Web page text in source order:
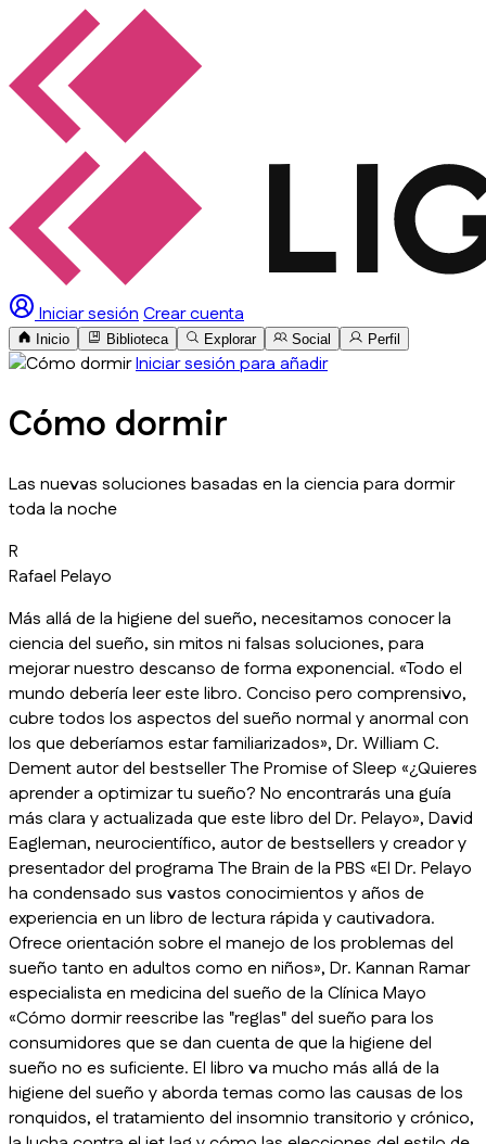
Iniciar sesiónCrear cuenta
Inicio Biblioteca Explorar Social Perfil
Iniciar sesión para añadir
Cómo dormir
Las nuevas soluciones basadas en la ciencia para dormir
toda la noche
R
Rafael Pelayo
Más allá de la higiene del sueño, necesitamos conocer la
ciencia del sueño, sin mitos ni falsas soluciones, para
mejorar nuestro descanso de forma exponencial. «Todo el
mundo debería leer este libro. Conciso pero comprensivo,
cubre todos los aspectos del sueño normal y anormal con
los que deberíamos estar familiarizados», Dr. William C.
Dement autor del bestseller The Promise of Sleep «¿Quieres
aprender a optimizar tu sueño? No encontrarás una guía
más clara y actualizada que este libro del Dr. Pelayo», David
Eagleman, neurocientífico, autor de bestsellers y creador y
presentador del programa The Brain de la PBS «El Dr. Pelayo
ha condensado sus vastos conocimientos y años de
experiencia en un libro de lectura rápida y cautivadora.
Ofrece orientación sobre el manejo de los problemas del
sueño tanto en adultos como en niños», Dr. Kannan Ramar
especialista en medicina del sueño de la Clínica Mayo
«Cómo dormir reescribe las "reglas" del sueño para los
consumidores que se dan cuenta de que la higiene del
sueño no es suficiente. El libro va mucho más allá de la
higiene del sueño y aborda temas como las causas de los
ronquidos, el tratamiento del insomnio transitorio y crónico,